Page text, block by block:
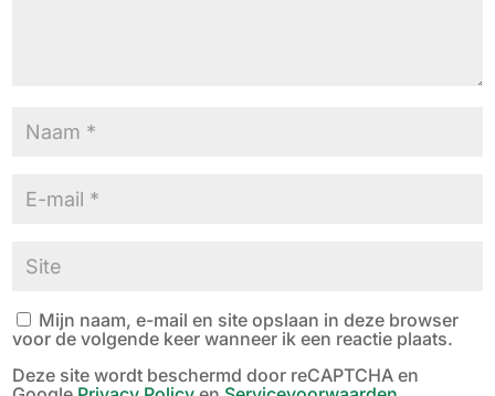
Mijn naam, e-mail en site opslaan in deze browser
voor de volgende keer wanneer ik een reactie plaats.
Deze site wordt beschermd door reCAPTCHA en